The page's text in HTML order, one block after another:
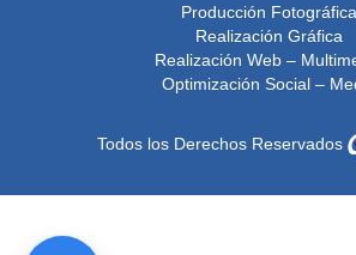
Producción Fotográfica
Realización Gráfica
Realización Web –
Optimización Social –
Todos los Derechos Reservados